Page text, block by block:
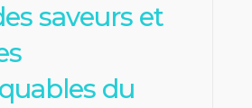
saveurs et
du